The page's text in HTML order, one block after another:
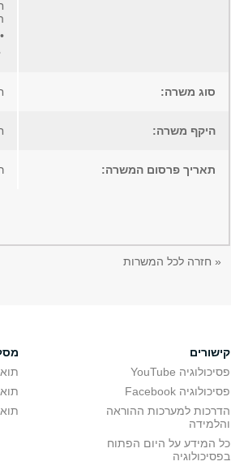
סוג משרה:
היקף משרה:
תאריך פרסום המשרה:
« חזרה לכל המשרות
קישורים
פסיכולוגיה YouTube
פסיכולוגיה Facebook
הדרכות למערכות ההוראה
והלמידה
כל המידע על היום הפתוח
בפסיכולוגיה